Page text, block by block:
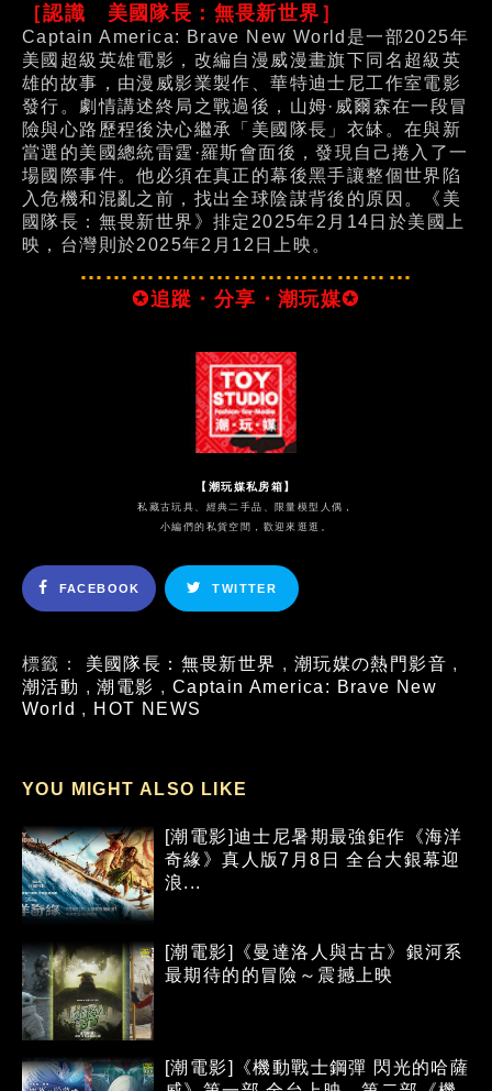
［認識 美國隊長：無畏新世界］
Captain America: Brave New World是一部2025年
美國超級英雄電影，改編自漫威漫畫旗下同名超級英
雄的故事，由漫威影業製作、華特迪士尼工作室電影
發行。劇情講述終局之戰過後，山姆·威爾森在一段冒
險與心路歷程後決心繼承「美國隊長」衣缽。在與新
當選的美國總統雷霆·羅斯會面後，發現自己捲入了一
場國際事件。他必須在真正的幕後黑手讓整個世界陷
入危機和混亂之前，找出全球陰謀背後的原因。《美
國隊長：無畏新世界》排定2025年2月14日於美國上
映，台灣則於2025年2月12日上映。
…………………………………
✪追蹤・分享・潮玩媒✪
【潮玩媒私房箱】
私藏古玩具、經典二手品、限量模型人偶，
小編們的私貨空間，歡迎來逛逛。
FACEBOOK TWITTER
標籤： 美國隊長：無畏新世界 , 潮玩媒の熱門影音 ,
潮活動 ,潮電影 , Captain America: Brave New
World , HOT NEWS
YOU MIGHT ALSO LIKE
[潮電影]迪士尼暑期最強鉅作《海洋
奇緣》真人版7月8日 全台大銀幕迎
浪...
[潮電影]《曼達洛人與古古》銀河系
最期待的的冒險～震撼上映
[潮電影]《機動戰士鋼彈 閃光的哈薩